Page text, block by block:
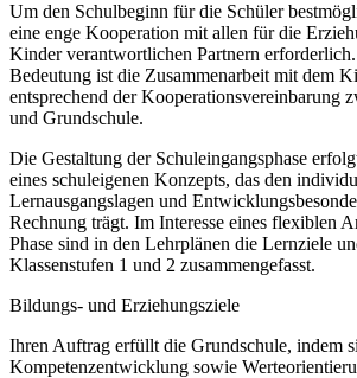
Um den Schulbeginn für die Schüler
eine enge Kooperation mit allen für die
Kinder verantwortlichen Partnern
Bedeutung ist die Zusammenarbeit mit dem
entsprechend der Kooperationsvereinbarung
und Grundschule.
Die Gestaltung der Schuleingangsphase
eines schuleigenen Konzepts, das den
Lernausgangslagen und
Rechnung trägt. Im Interesse eines flexiblen
Phase sind in den Lehrplänen die Lernziele
Klassenstufen 1 und 2 zusammengefasst.
Bildungs- und Erziehungsziele
Ihren Auftrag erfüllt die Grundschule, indem
Kompetenzentwicklung sowie